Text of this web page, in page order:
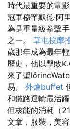
時代最重要的電影
冠軍穆罕默德·阿
為是重量級拳擊
之一。 草屯按摩
歲那年成為最年
歷史，他以擊敗
來了聖
易。 外燴buffet
和鐵路運輸最活躍
但核能的消耗（
文章，服裝，美